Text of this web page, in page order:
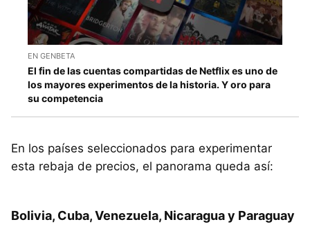
EN GENBETA
El fin de las cuentas compartidas de Netflix es uno de
los mayores experimentos de la historia. Y oro para
su competencia
En los países seleccionados para experimentar
esta rebaja de precios, el panorama queda así:
Bolivia, Cuba, Venezuela, Nicaragua y Paraguay